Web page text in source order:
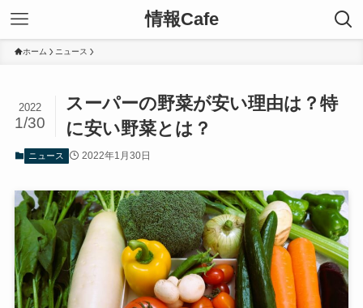
情報Cafe
ホーム ニュース
スーパーの野菜が安い理由は？特
に安い野菜とは？
2022
1/30
ニュース 2022年1月30日